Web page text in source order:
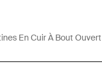
En Cuir À Bout Ouvert